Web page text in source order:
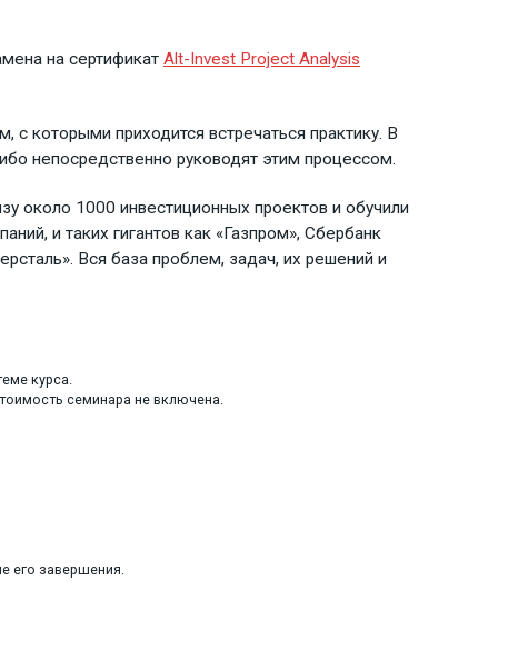
на сертификат Alt-Invest Project Analysis
которыми приходится встречаться практику. В
непосредственно руководят этим процессом.
около 1000 инвестиционных проектов и обучили
и таких гигантов как «Газпром», Сбербанк
Вся база проблем, задач, их решений и
курса.
семинара не включена.
его завершения.